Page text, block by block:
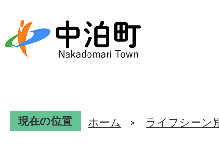
現在の位置 ホーム ライフシーン